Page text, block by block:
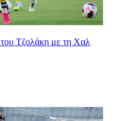
του Τζολάκη με τη Χαλ